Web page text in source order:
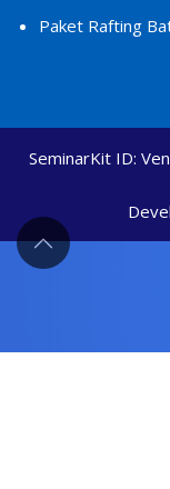
Paket Rafting
SeminarKit ID: